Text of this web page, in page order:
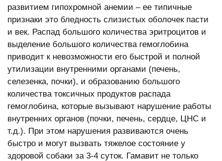
развитием гипохромной анемии – ее типичные
признаки это бледность слизистых оболочек пасти
и век. Распад большого количества эритроцитов и
выделение большого количества гемоглобина
приводит к невозможности его быстрой и полной
утилизации внутренними органами (печень,
селезенка, почки), и образованию большого
количества токсичных продуктов распада
гемоглобина, которые вызывают нарушение работы
внутренних органов (почки, печень, сердце, ЦНС и
т.д.). При этом нарушения развиваются очень
быстро и могут вызвать тяжелое состояние у
здоровой собаки за 3-4 суток. Гамавит не только